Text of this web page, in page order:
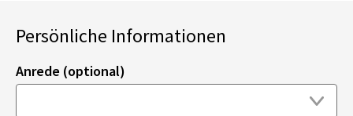
Persönliche Informationen
Anrede (optional)